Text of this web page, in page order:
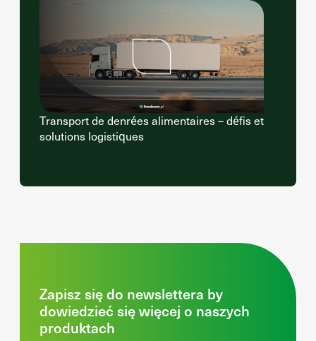
Transport de denrées alimentaires – défis et
solutions logistiques
Zapisz się do newslettera by
dowiedzieć się więcej o naszych
produktach